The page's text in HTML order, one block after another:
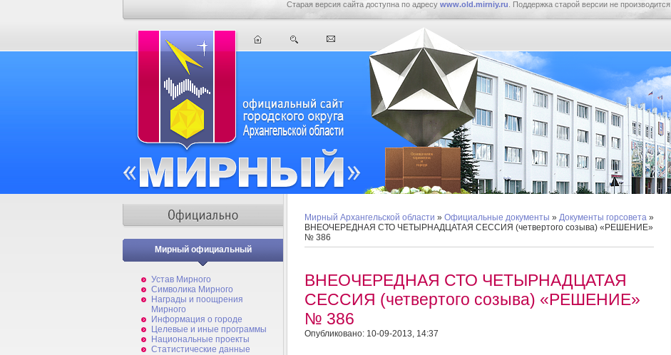
Старая версия сайта доступна по адресу www.old.mirniy.ru . Поддержка старой версии не производится.
Мирный официальный
Устав Мирного
Символика Мирного
Награды и поощрения
Мирного
Информация о городе
Целевые и иные программы
Национальные проекты
Статистические данные
Мирный Архангельской области » Официальные документы » Документы горсовета »
ВНЕОЧЕРЕДНАЯ СТО ЧЕТЫРНАДЦАТАЯ СЕССИЯ (четвертого созыва) «РЕШЕНИЕ»
№ 386
ВНЕОЧЕРЕДНАЯ СТО ЧЕТЫРНАДЦАТАЯ
СЕССИЯ (четвертого созыва) «РЕШЕНИЕ»
№ 386
Опубликовано: 10-09-2013, 14:37